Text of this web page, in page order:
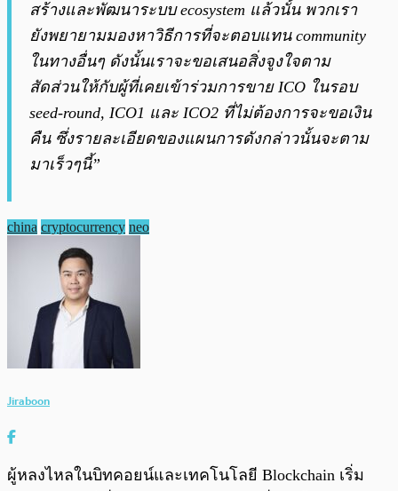
สร้างและพัฒนาระบบ ecosystem แล้วนั้น พวกเรา
ยังพยายามมองหาวิธีการที่จะตอบแทน community
ในทางอื่นๆ ดังนั้นเราจะขอเสนอสิ่งจูงใจตาม
สัดส่วนให้กับผู้ที่เคยเข้าร่วมการขาย ICO ในรอบ
seed-round, ICO1 และ ICO2 ที่ไม่ต้องการจะขอเงิน
คืน ซึ่งรายละเอียดของแผนการดังกล่าวนั้นจะตาม
มาเร็วๆนี้”
china cryptocurrency neo
Jiraboon
ผู้หลงไหลในบิทคอยน์และเทคโนโลยี Blockchain เริ่ม